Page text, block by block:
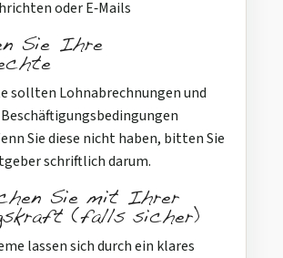
oder E‑Mails
Sie Ihre
sollten Lohnabrechnungen und
Sie diese nicht haben, bitten Sie
schriftlich darum.
Sie mit Ihrer
(falls sicher)
lassen sich durch ein klares